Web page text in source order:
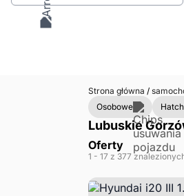
Strona główna /
Osobowe
Lubuskie
Oferty
1 - 17 z 377